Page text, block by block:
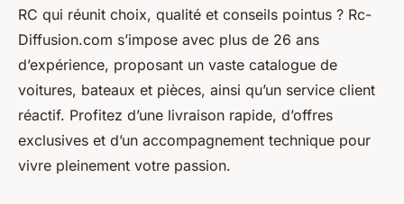
RC qui réunit choix, qualité et conseils pointus ? Rc-
Diffusion.com s’impose avec plus de 26 ans
d’expérience, proposant un vaste catalogue de
voitures, bateaux et pièces, ainsi qu’un service client
réactif. Profitez d’une livraison rapide, d’offres
exclusives et d’un accompagnement technique pour
vivre pleinement votre passion.